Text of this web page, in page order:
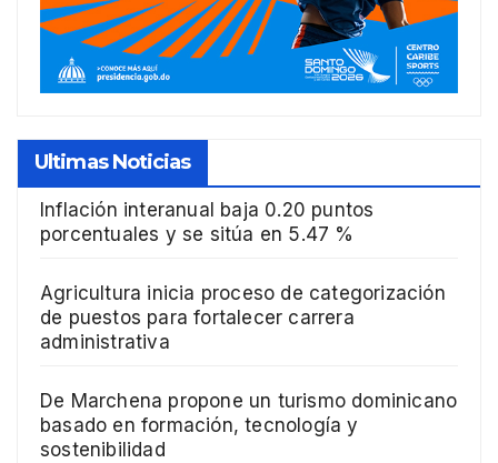
Ultimas Noticias
Inflación interanual baja 0.20 puntos
porcentuales y se sitúa en 5.47 %
Agricultura inicia proceso de categorización
de puestos para fortalecer carrera
administrativa
De Marchena propone un turismo dominicano
basado en formación, tecnología y
sostenibilidad